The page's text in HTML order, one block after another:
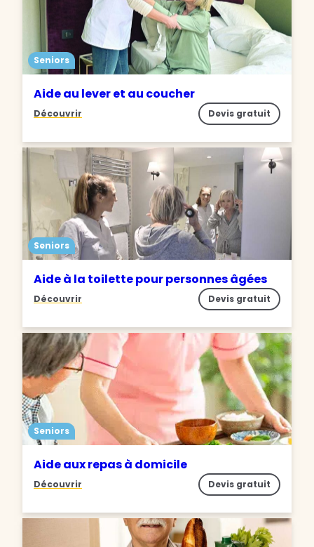
Seniors
Aide au lever et au coucher
Découvrir Devis gratuit
Seniors
Aide à la toilette pour personnes âgées
Découvrir Devis gratuit
Seniors
Aide aux repas à domicile
Découvrir Devis gratuit